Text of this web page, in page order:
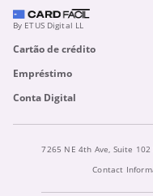
By ETUS Digital LL
Cartão de crédito
Empréstimo
Conta Digital
7265 NE 4th Ave, Suite
Contact